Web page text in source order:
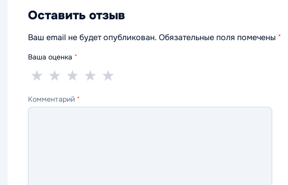
Оставить отзыв
Ваш email не будет опубликован. Обязательные поля помечены *
Ваша оценка *
5
—
★
4
—
★
3
—
★
2
—
★
1
—
★
Комментарий *